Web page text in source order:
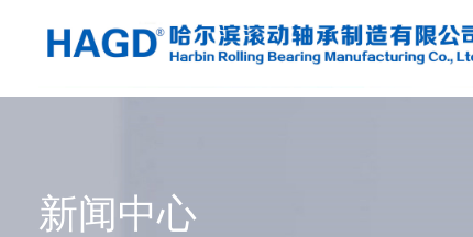
新闻中心